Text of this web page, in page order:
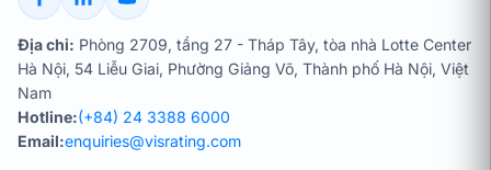
Địa chỉ: Phòng 2709, tầng 27 - Tháp Tây, tòa nhà Lotte Center
Hà Nội, 54 Liễu Giai, Phường Giảng Võ, Thành phố Hà Nội, Việt
Nam
Hotline:(+84) 24 3388 6000
Email:enquiries@visrating.com